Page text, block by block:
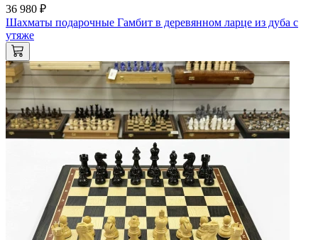
36 980 ₽
Шахматы подарочные Гамбит в деревянном ларце из дуба с
утяже